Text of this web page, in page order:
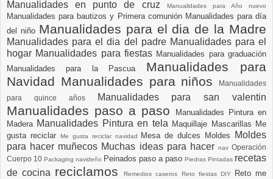
Manualidades en punto de cruz
Manualidades para Año nuevo
Manualidades para bautizos y Primera comunión Manualidades para día
del niño Manualidades para el dia de la Madre
Manualidades para el dia del padre Manualidades para el
hogar Manualidades para fiestas Manualidades para graduación
Manualidades para la Pascua Manualidades para
Navidad Manualidades para niños
Manualidades
para quince años
Manualidades para san valentin
Manualidades paso a paso
Manualidades Pintura en
Madera Manualidades Pintura en tela Maquillaje Mascarillas Me
gusta reciclar
Me gusta reciclar navidad Mesa de dulces Moldes
Moldes
para hacer muñecos Muchas ideas para hacer nav Operación
Cuerpo 10 Packaging navideño Peinados paso a paso Piedras Pintadas recetas
de cocina reciclamosRemedios caseros Reto fiestas DIY
Reto me